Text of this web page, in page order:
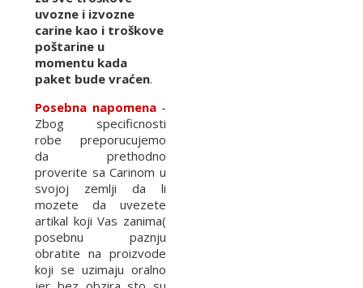
uvozne i izvozne
carine kao i troškove
poštarine u
momentu kada
paket bude vraćen.
Posebna napomena-
Zbog specificnosti
robe preporucujemo
da prethodno
proverite sa Carinom u
svojoj zemlji da li
mozete da uvezete
artikal koji Vas zanima(
posebnu paznju
obratite na proizvode
koji se uzimaju oralno